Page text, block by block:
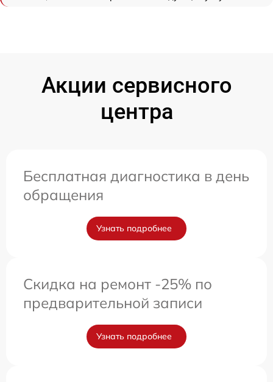
Акции сервисного
центра
Бесплатная диагностика в день
обращения
Узнать подробнее
Скидка на ремонт -25% по
предварительной записи
Узнать подробнее